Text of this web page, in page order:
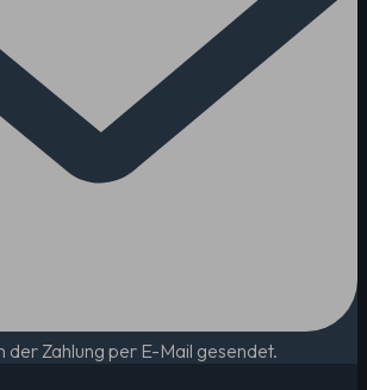
der Zahlung per E-Mail gesendet.